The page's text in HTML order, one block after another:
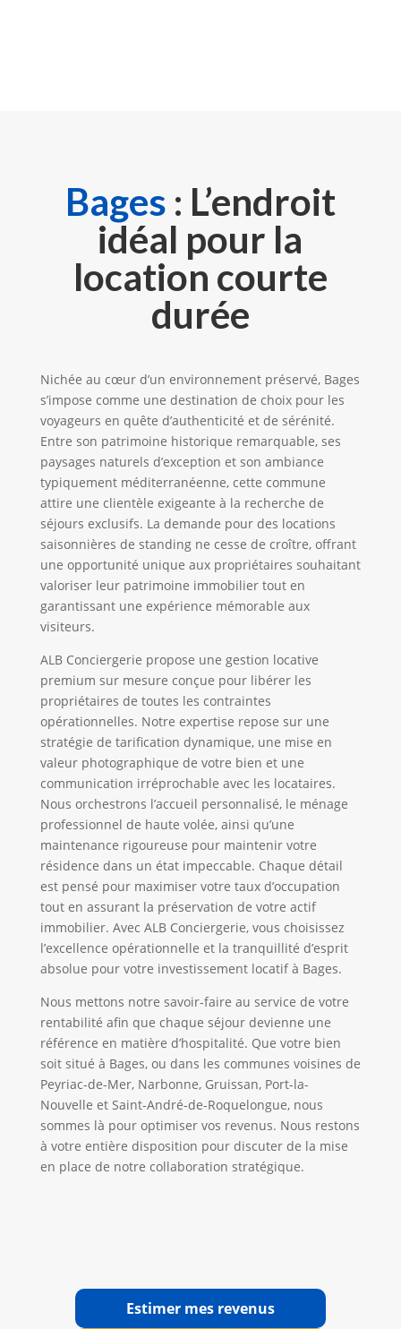
Bages : L’endroit
idéal pour la
location courte
durée
Nichée au cœur d’un environnement préservé, Bages
s’impose comme une destination de choix pour les
voyageurs en quête d’authenticité et de sérénité.
Entre son patrimoine historique remarquable, ses
paysages naturels d’exception et son ambiance
typiquement méditerranéenne, cette commune
attire une clientèle exigeante à la recherche de
séjours exclusifs. La demande pour des locations
saisonnières de standing ne cesse de croître, offrant
une opportunité unique aux propriétaires souhaitant
valoriser leur patrimoine immobilier tout en
garantissant une expérience mémorable aux
visiteurs.
ALB Conciergerie propose une gestion locative
premium sur mesure conçue pour libérer les
propriétaires de toutes les contraintes
opérationnelles. Notre expertise repose sur une
stratégie de tarification dynamique, une mise en
valeur photographique de votre bien et une
communication irréprochable avec les locataires.
Nous orchestrons l’accueil personnalisé, le ménage
professionnel de haute volée, ainsi qu’une
maintenance rigoureuse pour maintenir votre
résidence dans un état impeccable. Chaque détail
est pensé pour maximiser votre taux d’occupation
tout en assurant la préservation de votre actif
immobilier. Avec ALB Conciergerie, vous choisissez
l’excellence opérationnelle et la tranquillité d’esprit
absolue pour votre investissement locatif à Bages.
Nous mettons notre savoir-faire au service de votre
rentabilité afin que chaque séjour devienne une
référence en matière d’hospitalité. Que votre bien
soit situé à Bages, ou dans les communes voisines de
Peyriac-de-Mer, Narbonne, Gruissan, Port-la-
Nouvelle et Saint-André-de-Roquelongue, nous
sommes là pour optimiser vos revenus. Nous restons
à votre entière disposition pour discuter de la mise
en place de notre collaboration stratégique.
Estimer mes revenus